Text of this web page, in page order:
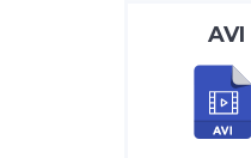
AVI